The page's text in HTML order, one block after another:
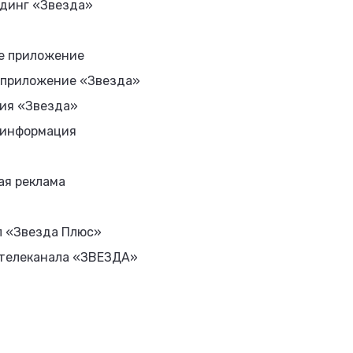
«Звезда»
приложение
«Звезда»
«Звезда»
реклама
«Звезда Плюс»
«ЗВЕЗДА»